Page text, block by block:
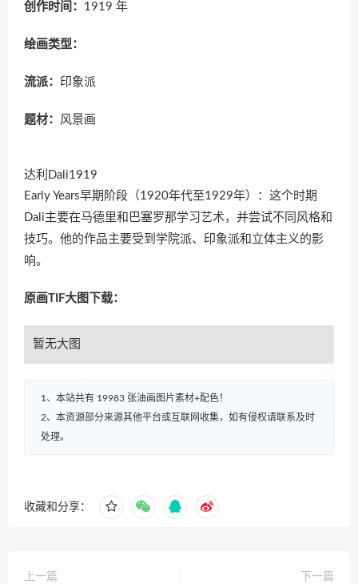
创作时间： 1919 年
绘画类型：
流派： 印象派
题材： 风景画
达利Dali1919
Early Years早期阶段（1920年代至1929年）：这个时期
Dali主要在马德里和巴塞罗那学习艺术，并尝试不同风格和
技巧。他的作品主要受到学院派、印象派和立体主义的影
响。
原画TIF大图下载：
暂无大图
1、本站共有 19983 张油画图片素材+配色！
2、本资源部分来源其他平台或互联网收集，如有侵权请联系及时
处理。
收藏和分享：
上一篇
下一篇